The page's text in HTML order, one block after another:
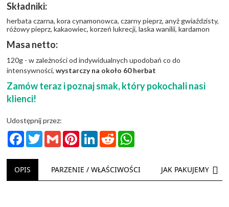
Składniki:
herbata czarna, kora cynamonowca, czarny pieprz, anyż gwiaździsty,
różowy pieprz, kakaowiec, korzeń lukrecji, laska wanilii, kardamon
Masa netto:
120g - w zależności od indywidualnych upodobań co do
intensywności,wystarczy na około 60 herbat
Zamów teraz i poznaj smak, który pokochali nasi
klienci!
Udostępnij przez:
FacebookTwitterGmail PinterestLinkedInReddit
OPIS PARZENIE / WŁAŚCIWOŚCI JAK PAKUJEMY